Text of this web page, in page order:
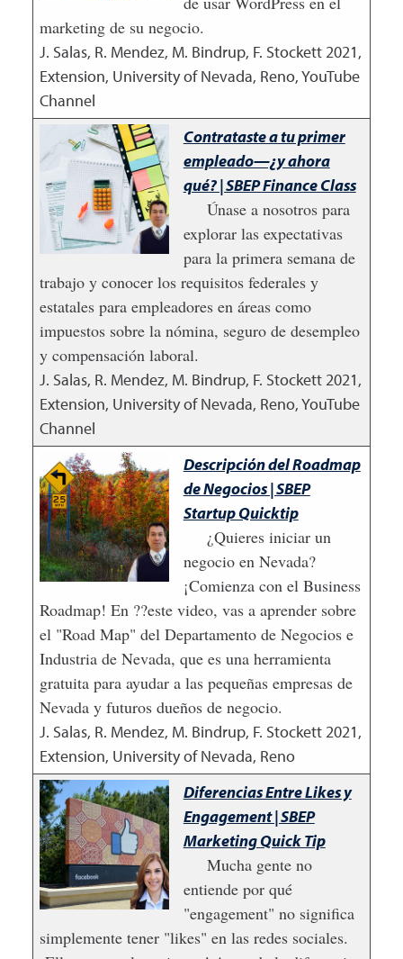
marketing de su negocio.
J. Salas, R. Mendez, M. Bindrup, F. Stockett2021,
Extension, University of Nevada, Reno, YouTube
Channel
Contrataste a tu primer
empleado—¿y ahora
qué? | SBEP Finance Class
Únase a nosotros para
explorar las expectativas
para la primera semana de
trabajo y conocer los requisitos federales y
estatales para empleadores en áreas como
impuestos sobre la nómina, seguro de desempleo
y compensación laboral.
J. Salas, R. Mendez, M. Bindrup, F. Stockett2021,
Extension, University of Nevada, Reno, YouTube
Channel
Descripción del Roadmap
de Negocios | SBEP
Startup Quicktip
¿Quieres iniciar un
negocio en Nevada?
¡Comienza con el Business
Roadmap! En ??este video, vas a aprender sobre
el "Road Map" del Departamento de Negocios e
Industria de Nevada, que es una herramienta
gratuita para ayudar a las pequeñas empresas de
Nevada y futuros dueños de negocio.
J. Salas, R. Mendez, M. Bindrup, F. Stockett2021,
Extension, University of Nevada, Reno
Diferencias Entre Likes y
Engagement | SBEP
Marketing Quick Tip
Mucha gente no
entiende por qué
"engagement" no significa
simplemente tener "likes" en las redes sociales.